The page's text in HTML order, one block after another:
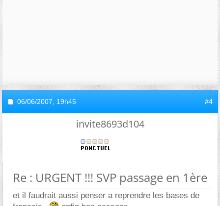
06/06/2007, 19h45 #4
invite8693d104
Re : URGENT !!! SVP passage en 1ère
et il faudrait aussi penser a reprendre les bases de